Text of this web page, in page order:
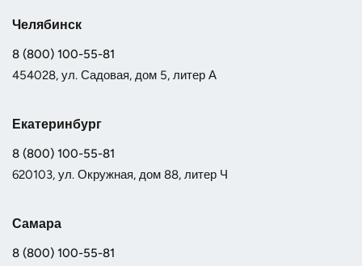
Челябинск
8 (800) 100-55-81
454028, ул. Садовая, дом 5, литер А
Екатеринбург
8 (800) 100-55-81
620103, ул. Окружная, дом 88, литер Ч
Самара
8 (800) 100-55-81